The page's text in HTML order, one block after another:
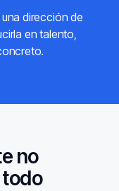
dirección de
en talento,
no